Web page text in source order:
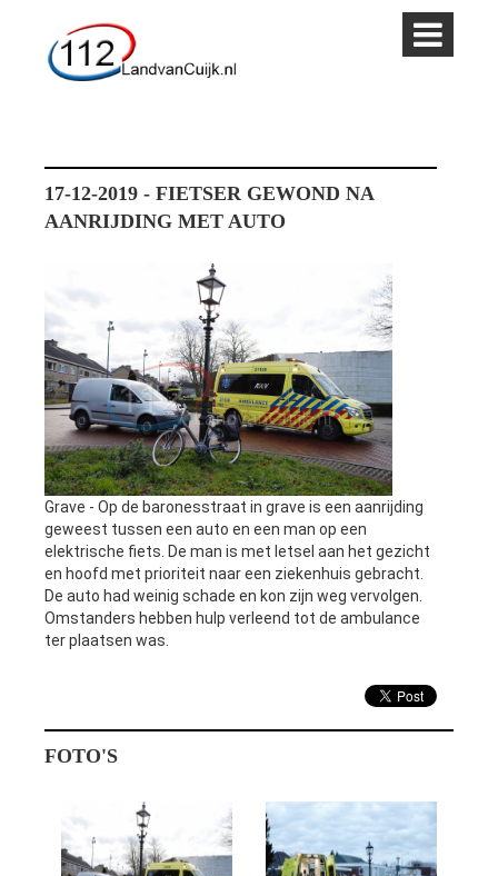
17-12-2019 - FIETSER GEWOND NA
AANRIJDING MET AUTO
Grave - Op de baronesstraat in grave is een aanrijding
geweest tussen een auto en een man op een
elektrische fiets. De man is met letsel aan het gezicht
en hoofd met prioriteit naar een ziekenhuis gebracht.
De auto had weinig schade en kon zijn weg vervolgen.
Omstanders hebben hulp verleend tot de ambulance
ter plaatsen was.
FOTO'S